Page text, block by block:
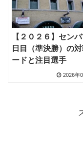
【２０２６】セン
日目（準決勝）の
ードと注目選手
2026年